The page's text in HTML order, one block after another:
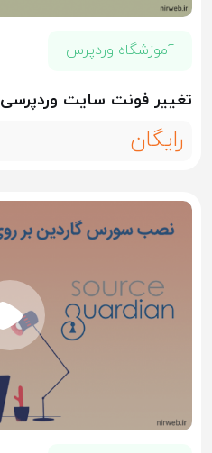
آموزشگاه وردپرس
تغییر فونت سایت وردپرسی
رایگان